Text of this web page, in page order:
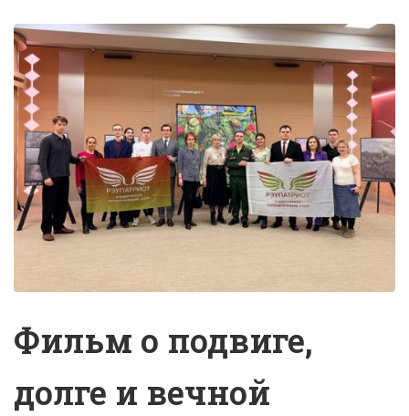
Фильм о подвиге,
долге и вечной